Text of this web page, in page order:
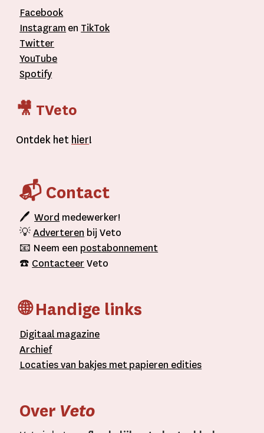
Facebook
Instagram en TikTok
Twitter
YouTube
Spotify
🎥 TVeto
Ontdek het hier!
📬 Contact
🖊Word medewerker!
💡Adverteren bij Veto
📧 Neem een postabonnement
☎️ Contacteer Veto
🌐 Handige links
Digitaal magazine
Archief
Locaties van bakjes metpapieren edities
Over Veto